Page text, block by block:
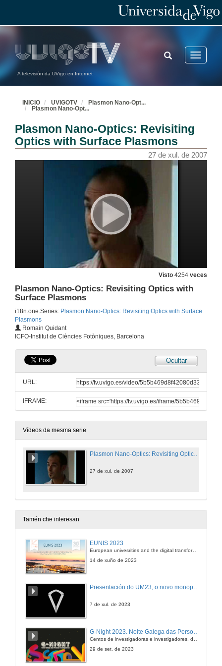
A televisión da UVigo en Internet
Toggle
TOGGLE
SEARCH
INICIO UVIGOTV Plasmon Nano-Opt...
Plasmon Nano-Opt...
Plasmon Nano-Optics: Revisiting
Optics with Surface Plasmons
27 de xul. de 2007
Visto 4254 veces
Plasmon Nano-Optics: Revisiting Optics with
Surface Plasmons
i18n.one.Series: Plasmon Nano-Optics: Revisiting Optics with Surface
Plasmons
Romain Quidant
ICFO-Institut de Ciències Fotòniques, Barcelona
Ocultar
URL:
IFRAME:
Vídeos da mesma serie
Plasmon Nano-Optics: Revisiting Optics with Surface Plasmons
27 de xul. de 2007
Tamén che interesan
EUNIS 2023
European univesrities and the digital transformation: challenges and opportunities ahead
14 de xuño de 2023
Presentación do UM23, o novo monopraza de UVigo Motorsport
7 de xul. de 2023
Centos de investigadoras e investigadores, decenas de actividades e sete cidades
29 de set. de 2023